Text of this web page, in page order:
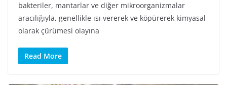
bakteriler, mantarlar ve diğer mikroorganizmalar
aracılığıyla, genellikle ısı vererek ve köpürerek kimyasal
olarak çürümesi olayına
Read More